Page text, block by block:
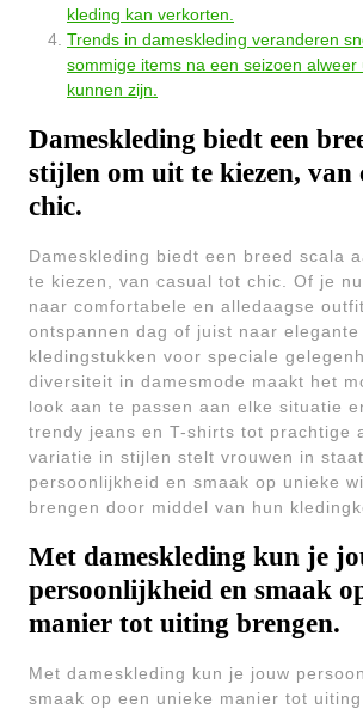
kleding kan verkorten.
Trends in dameskleding veranderen
sommige items na een seizoen alweer
kunnen zijn.
Dameskleding biedt een
stijlen om uit te kiezen, van
chic.
Dameskleding biedt een breed scala
te kiezen, van casual tot chic. Of je
naar comfortabele en alledaagse
ontspannen dag of juist naar
kledingstukken voor speciale
diversiteit in damesmode maakt het
look aan te passen aan elke situatie
trendy jeans en T-shirts tot prachtige
variatie in stijlen stelt vrouwen in
persoonlijkheid en smaak op unieke
brengen door middel van hun
Met dameskleding kun je
persoonlijkheid en smaak
manier tot uiting brengen.
Met dameskleding kun je jouw
smaak op een unieke manier tot